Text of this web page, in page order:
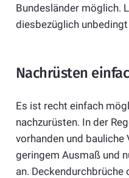
Bundesländer möglich.
diesbezüglich
Nachrüsten
Es ist recht einfach
nachzurüsten. In der
vorhanden und bauliche
geringem Ausmaß und
an. Deckendurchbrüche